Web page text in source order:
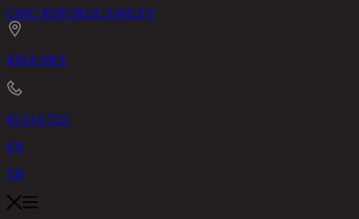
CHIC REPUBLICASHLEY
RINA HEY
02-514-7111
EN
TH